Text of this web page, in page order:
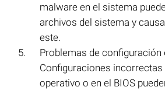
malware en el sistema
archivos del sistema y
este.
Problemas de configuración
Configuraciones incorrectas
operativo o en el BIOS